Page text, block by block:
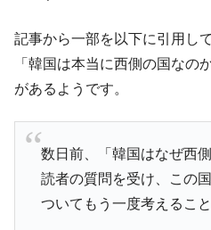
だ。
『Money1』
『韓国銀行』が
す」⇒「金を経由するドル入手
『Money1』
韓国･外為取引
ル」まで拡大 ⇒ 海外資金の動
『Money1』
韓国･帰ってき
い「50.5％」に上昇
記事から一部を以下に引用し
「韓国は本当に西側の国なの
があるようです。
数日前、「韓国はなぜ西
読者の質問を受け、この
ついてもう一度考えること